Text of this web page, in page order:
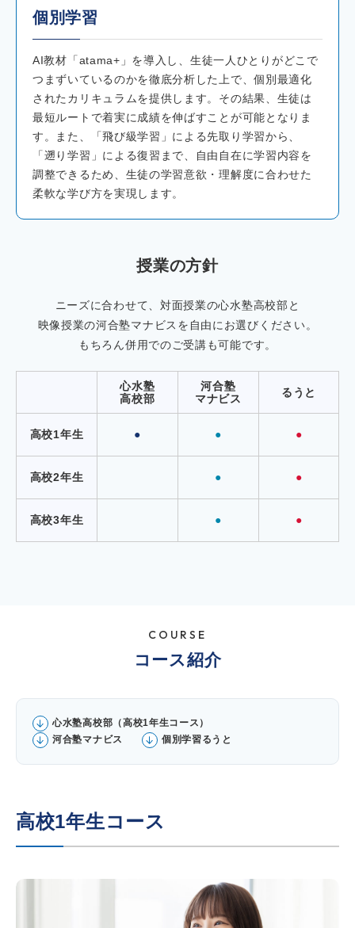
個別学習
AI教材「atama+」を導入し、生徒一人ひとりがどこで
つまずいているのかを徹底分析した上で、個別最適化
されたカリキュラムを提供します。その結果、生徒は
最短ルートで着実に成績を伸ばすことが可能となりま
す。また、「飛び級学習」による先取り学習から、
「遡り学習」による復習まで、自由自在に学習内容を
調整できるため、生徒の学習意欲・理解度に合わせた
柔軟な学び方を実現します。
授業の方針
ニーズに合わせて、対面授業の心水塾高校部と
映像授業の河合塾マナビスを自由にお選びください。
もちろん併用でのご受講も可能です。
心水塾
高校部
河合塾
マナビス
るうと
高校1年生 ● ● ●
高校2年生 ● ●
高校3年生 ● ●
COURSE
コース紹介
心水塾高校部（高校1年生コース）
河合塾マナビス
個別学習るうと
高校1年生コース